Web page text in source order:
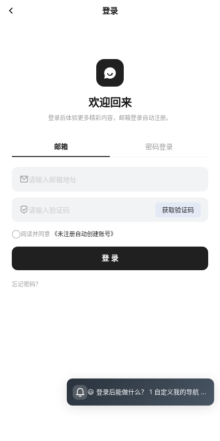
登录
欢迎回来
登录后体验更多精彩内容，邮箱登录自动注册。
邮箱 密码登录
获取验证码
阅读并同意 《未注册自动创建账号》
登 录
忘记密码？
😃 登录后能做什么？ 1 自定义我的导航 导航页面顶栏 图标点击即可设置 2 收藏小站内的文章 把喜欢的文章收藏起来，随时回顾 3 评论留言 参与讨论，和其他小伙伴交流想法 💡 登录指引 右上角点击访问后可直接邮箱登录（无需注册）